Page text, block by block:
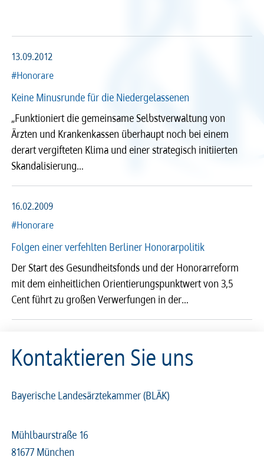
Service & Kontakt
Service & Kontakt
Nachrichten
Seiten
Beliebige Zeit
2026 2025 2024
2018 2017 2016
2014 2013 2012
13.09.2012
#Honorare
Keine Minusrunde für die Niedergelassenen
„Funktioniert die gemeinsame Selbstverwaltung von
Ärzten und Krankenkassen überhaupt noch bei einem
derart vergifteten Klima und einer strategisch initiierten
Skandalisierung…
16.02.2009
#Honorare
Folgen einer verfehlten Berliner Honorarpolitik
Der Start des Gesundheitsfonds und der Honorarreform
mit dem einheitlichen Orientierungspunktwert von 3,5
Cent führt zu großen Verwerfungen in der…
Kontaktieren Sie uns
Bayerische Landesärztekammer (BLÄK)
Mühlbaurstraße 16
81677 München